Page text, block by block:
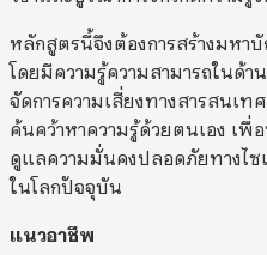
หลักสูตรนี้จึงต้องการสร้างมห
โดยมีความรู้ความสามารถในด้า
จัดการความเสี่ยงทางสารสนเ
ค้นคว้าหาความรู้ด้วยตนเอง เพื่
ดูแลความมั่นคงปลอดภัยทางไซ
ในโลกปัจจุบัน
แนวอาชีพ